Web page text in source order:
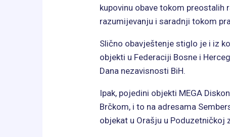
kupovinu obave tokom preostalih
razumijevanju i saradnji tokom
Slično obavještenje stiglo je i iz
objekti u Federaciji Bosne i
Dana nezavisnosti BiH.
Ipak, pojedini objekti MEGA
Brčkom, i to na adresama
objekat u Orašju u Poduzetničkoj